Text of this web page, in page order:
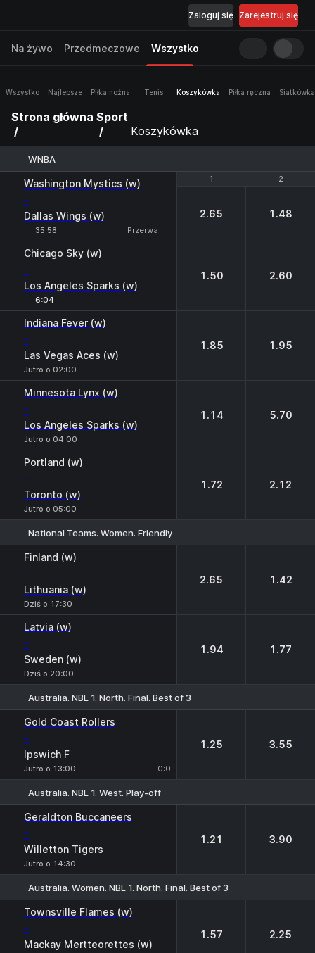
Zarejestruj się
Zaloguj się
Na żywo Przedmeczowe Wszystko
Wszystko Najlepsze Piłka nożna Tenis Koszykówka Piłka ręczna Siatkówka
Strona główna Sport
Koszykówka
WNBA
1 2
Washington Mystics (w)
-
Dallas Wings (w)
35:58 Przerwa
1 2
2.65 1.48
Chicago Sky (w)
-
Los Angeles Sparks (w)
6:04
1.50 2.60
Indiana Fever (w)
-
Las Vegas Aces (w)
Jutro o 02:00
1.85 1.95
Minnesota Lynx (w)
-
Los Angeles Sparks (w)
Jutro o 04:00
1.14 5.70
Portland (w)
-
Toronto (w)
Jutro o 05:00
1.72 2.12
National Teams. Women. Friendly
Finland (w)
-
Lithuania (w)
Dziś o 17:30
2.65 1.42
Latvia (w)
-
Sweden (w)
Dziś o 20:00
1.94 1.77
Australia. NBL 1. North. Final. Best of 3
Gold Coast Rollers
-
Ipswich F
Jutro o 13:00 0:0
1.25 3.55
Australia. NBL 1. West. Play-off
Geraldton Buccaneers
-
Willetton Tigers
Jutro o 14:30
1.21 3.90
Australia. Women. NBL 1. North. Final. Best of 3
Townsville Flames (w)
-
Mackay Mertteorettes (w)
1.57 2.25